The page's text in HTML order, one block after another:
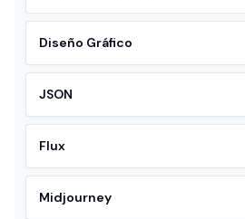
Diseño Gráfico
JSON
Flux
Midjourney